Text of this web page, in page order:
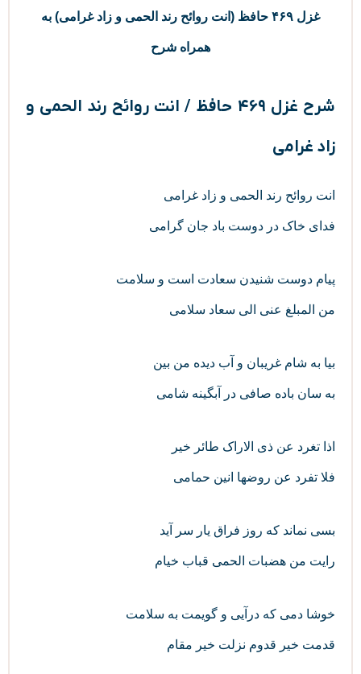
غزل ۴۶۹ حافظ (انت روائح رند الحمی و زاد غرامی) به
همراه شرح
شرح غزل ۴۶۹ حافظ / انت روائح رند الحمی و
زاد غرامی
انت روائح رند الحمی و زاد غرامی
فدای خاک در دوست باد جان گرامی
پیام دوست شنیدن سعادت است و سلامت
من المبلغ عنی الی سعاد سلامی
بیا به شام غریبان و آب دیده من بین
به سان باده صافی در آبگینه شامی
اذا تغرد عن ذی الاراک طائر خیر
فلا تفرد عن روضها انین حمامی
بسی نماند که روز فراق یار سر آید
رایت من هضبات الحمی قباب خیام
خوشا دمی که درآیی و گویمت به سلامت
قدمت خیر قدوم نزلت خیر مقام